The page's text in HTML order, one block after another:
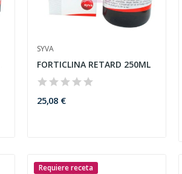
SYVA
FORTICLINA RETARD 250ML
25,08 €
Requiere receta